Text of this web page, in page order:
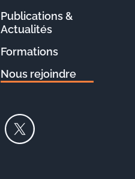
Publications &
Actualités
Formations
Nous rejoindre